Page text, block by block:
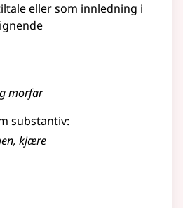
eller som innledning i
morfar
substantiv:
kjære